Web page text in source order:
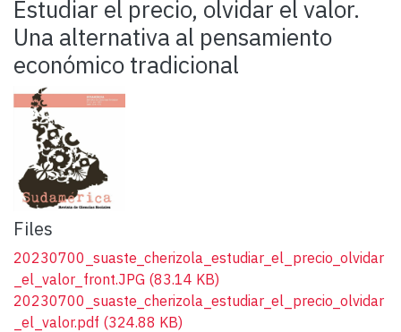
Statistics
Estudiar el precio, olvidar el valor.
Una alternativa al pensamiento
económico tradicional
Files
20230700_suaste_cherizola_estudiar_el_precio_olvidar
_el_valor_front.JPG (83.14 KB)
20230700_suaste_cherizola_estudiar_el_precio_olvidar
_el_valor.pdf (324.88 KB)